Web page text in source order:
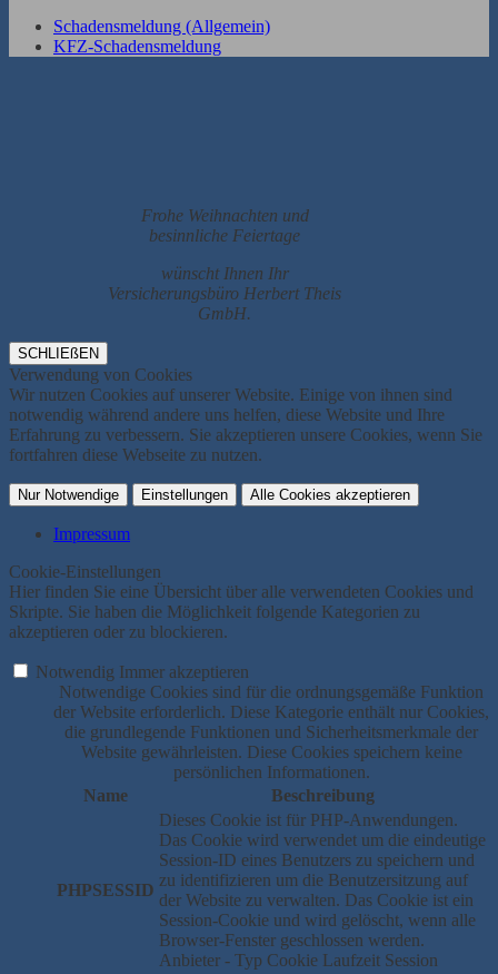
Schadensmeldung (Allgemein)
KFZ-Schadensmeldung
Frohe Weihnachten und
besinnliche Feiertage
wünscht Ihnen Ihr
Versicherungsbüro Herbert Theis
GmbH.
SCHLIEßEN
Verwendung von Cookies
Wir nutzen Cookies auf unserer Website. Einige von ihnen sind
notwendig während andere uns helfen, diese Website und Ihre
Erfahrung zu verbessern. Sie akzeptieren unsere Cookies, wenn Sie
fortfahren diese Webseite zu nutzen.
Nur Notwendige Einstellungen Alle Cookies akzeptieren
Impressum
Cookie-Einstellungen
Hier finden Sie eine Übersicht über alle verwendeten Cookies und
Skripte. Sie haben die Möglichkeit folgende Kategorien zu
akzeptieren oder zu blockieren.
Notwendig Immer akzeptieren
Notwendige Cookies sind für die ordnungsgemäße Funktion
der Website erforderlich. Diese Kategorie enthält nur Cookies,
die grundlegende Funktionen und Sicherheitsmerkmale der
Website gewährleisten. Diese Cookies speichern keine
persönlichen Informationen.
Name
Beschreibung
PHPSESSID
Dieses Cookie ist für PHP-Anwendungen.
Das Cookie wird verwendet um die eindeutige
Session-ID eines Benutzers zu speichern und
zu identifizieren um die Benutzersitzung auf
der Website zu verwalten. Das Cookie ist ein
Session-Cookie und wird gelöscht, wenn alle
Browser-Fenster geschlossen werden.
Anbieter - Typ Cookie Laufzeit Session